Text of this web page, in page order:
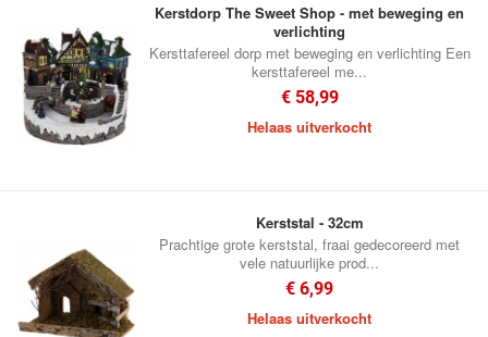
Kerstdorp The Sweet Shop - met beweging en
verlichting
Kersttafereel dorp met beweging en verlichting Een
kersttafereel me...
€ 58,99
Helaas uitverkocht
Kerststal - 32cm
Prachtige grote kerststal, fraai gedecoreerd met
vele natuurlijke prod...
€ 6,99
Helaas uitverkocht